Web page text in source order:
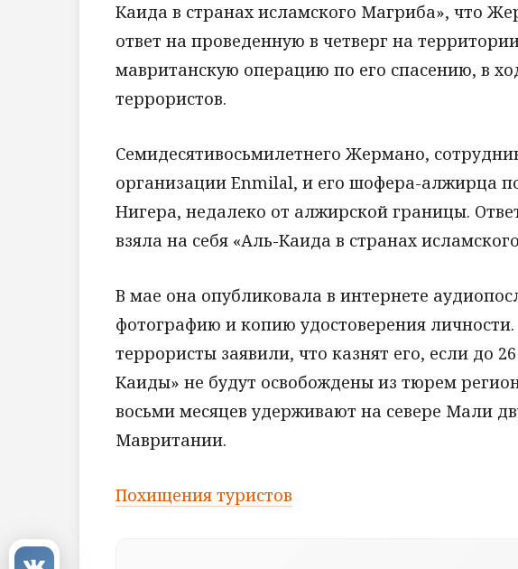
Каида в странах исламского Магриба», что
ответ на проведенную в четверг на
мавританскую операцию по его спасению, в
террористов.
Семидесятивосьмилетнего Жермано,
организации Enmilal, и его шофера-алжирца
Нигера, недалеко от алжирской границы.
взяла на себя «Аль-Каида в странах
В мае она опубликовала в интернете
фотографию и копию удостоверения
террористы заявили, что казнят его, если до
Каиды» не будут освобождены из тюрем
восьми месяцев удерживают на севере Мали
Мавритании.
Похищения туристов